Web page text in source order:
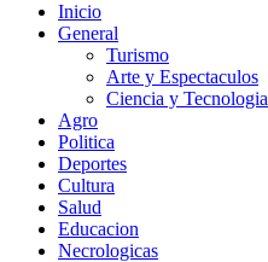
Inicio
General
Turismo
Arte y Espectaculos
Ciencia y Tecnologia
Agro
Politica
Deportes
Cultura
Salud
Educacion
Necrologicas